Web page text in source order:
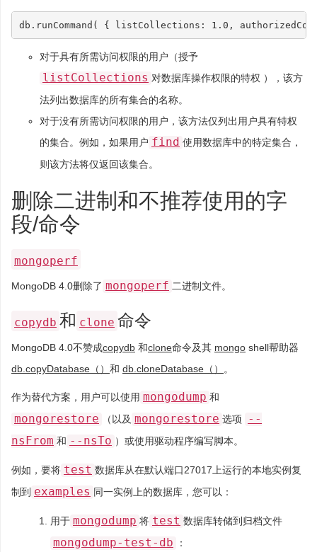
db . runCommand ( { listCollections : 1.0 ,
对于具有所需访问权限的用户（授予
listCollections 对数据库操作权限的特权 ），该方
法列出数据库的所有集合的名称。
对于没有所需访问权限的用户，该方法仅列出用户具有特权
的集合。例如，如果用户 find 使用数据库中的特定集合，
则该方法将仅返回该集合。
删除二进制和不推荐使用的字
段/命令
mongoperf
MongoDB 4.0删除了 mongoperf 二进制文件。
copydb 和 clone 命令
MongoDB 4.0不赞成copydb 和clone命令及其 mongo shell帮助器
db.copyDatabase（） 和 db.cloneDatabase（） 。
作为替代方案，用户可以使用 mongodump 和
mongorestore （以及 mongorestore 选项
--
nsFrom 和 --nsTo ）或使用驱动程序编写脚本。
例如，要将 test 数据库从在默认端口27017上运行的本地实例复
制到 examples 同一实例上的数据库，您可以：
用于 mongodump 将 test 数据库转储到归档文件
mongodump-test-db ：